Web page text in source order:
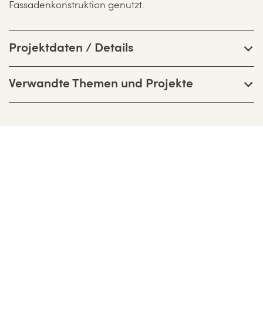
Fassadenkonstruktion genutzt.
Projektdaten / Details
Verwandte Themen und Projekte